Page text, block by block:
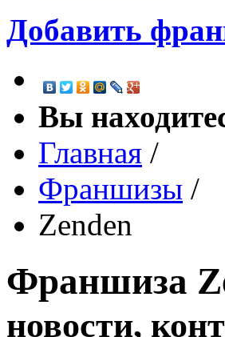
Добавить
Вы
Главная /
Франшизы /
Zenden
Франшиза
новости,